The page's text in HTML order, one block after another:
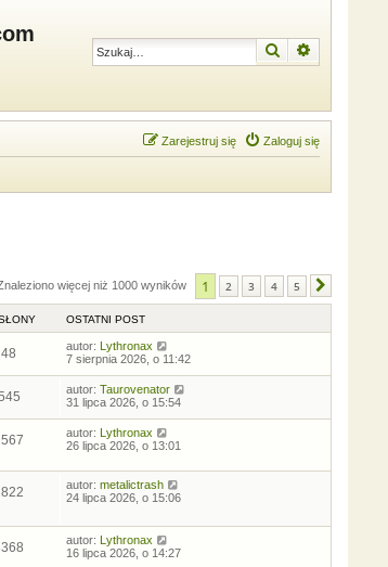
Szukaj
Zaloguj się
Zarejestruj się
więcej niż 1000 wyników 1 2 3 4 5
OSTATNI POST
48 autor: Lythronax
7 sierpnia 2026, o 11:42
autor: Taurovenator
31 lipca 2026, o 15:54
autor: Lythronax
26 lipca 2026, o 13:01
autor: metalictrash
24 lipca 2026, o 15:06
autor: Lythronax
16 lipca 2026, o 14:27